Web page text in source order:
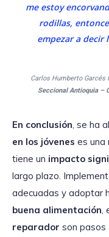
me estoy
rodillas,
empezar a decir
Carlos Humberto Garcés
Seccional Antioquia –
En conclusión , se ha
en los jóvenes es una
tiene un impacto
largo plazo.
adecuadas y adoptar
buena alimentación
reparador son pasos